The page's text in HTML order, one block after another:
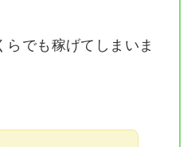
らでも稼げてしまいま